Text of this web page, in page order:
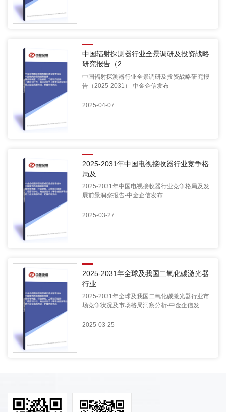
中国辐射探测器行业全景调研及投资战略
研究报告（2...
中国辐射探测器行业全景调研及投资战略研究报
告（2025-2031）-中金企信发布
2025-04-07
2025-2031年中国电视接收器行业竞争格
局及...
2025-2031年中国电视接收器行业竞争格局及发
展前景洞察报告-中金企信发布
2025-03-27
2025-2031年全球及我国二氧化碳激光器
行业...
2025-2031年全球及我国二氧化碳激光器行业市
场竞争状况及市场格局洞察分析-中金企信发...
2025-03-25